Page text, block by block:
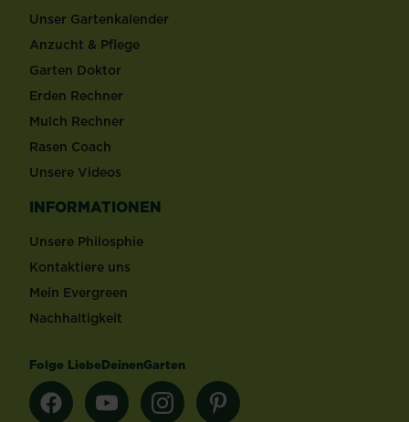
Unser Gartenkalender
Anzucht & Pflege
Garten Doktor
Erden Rechner
Mulch Rechner
Rasen Coach
Unsere Videos
INFORMATIONEN
Unsere Philosphie
Kontaktiere uns
Mein Evergreen
Nachhaltigkeit
Folge LiebeDeinenGarten